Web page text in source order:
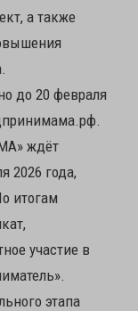
а также
до 20 февраля
ждёт
2026 года,
итогам
участие в
этапа